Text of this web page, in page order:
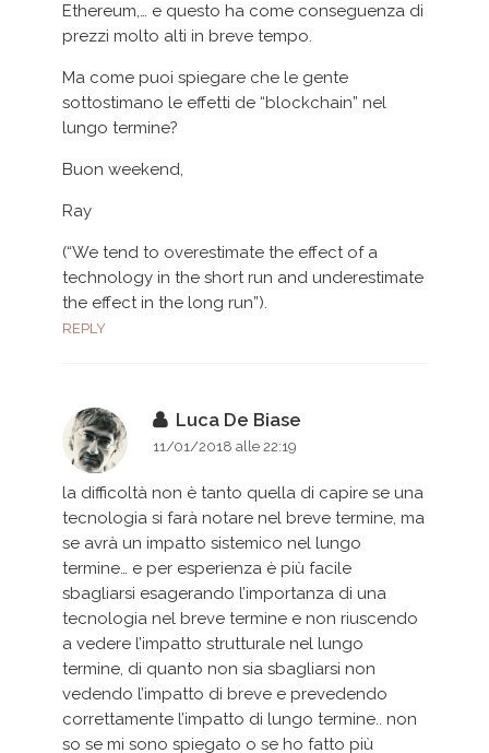
Ethereum,… e questo ha come conseguenza di
prezzi molto alti in breve tempo.
Ma come puoi spiegare che le gente
sottostimano le effetti de “blockchain” nel
lungo termine?
Buon weekend,
Ray
(“We tend to overestimate the effect of a
technology in the short run and underestimate
the effect in the long run”).
REPLY
Luca De Biase
11/01/2018 alle 22:19
la difficoltà non è tanto quella di capire se una
tecnologia si farà notare nel breve termine, ma
se avrà un impatto sistemico nel lungo
termine… e per esperienza è più facile
sbagliarsi esagerando l’importanza di una
tecnologia nel breve termine e non riuscendo
a vedere l’impatto strutturale nel lungo
termine, di quanto non sia sbagliarsi non
vedendo l’impatto di breve e prevedendo
correttamente l’impatto di lungo termine.. non
so se mi sono spiegato o se ho fatto più